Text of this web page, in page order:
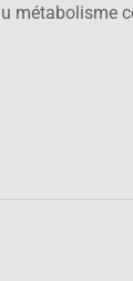
métabolisme